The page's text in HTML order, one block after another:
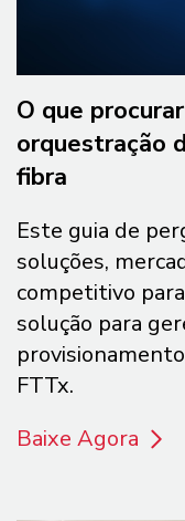
O que
orquestração
fibra
Este guia de
soluções,
competitivo
solução para
FTTx.
Baixe Agora